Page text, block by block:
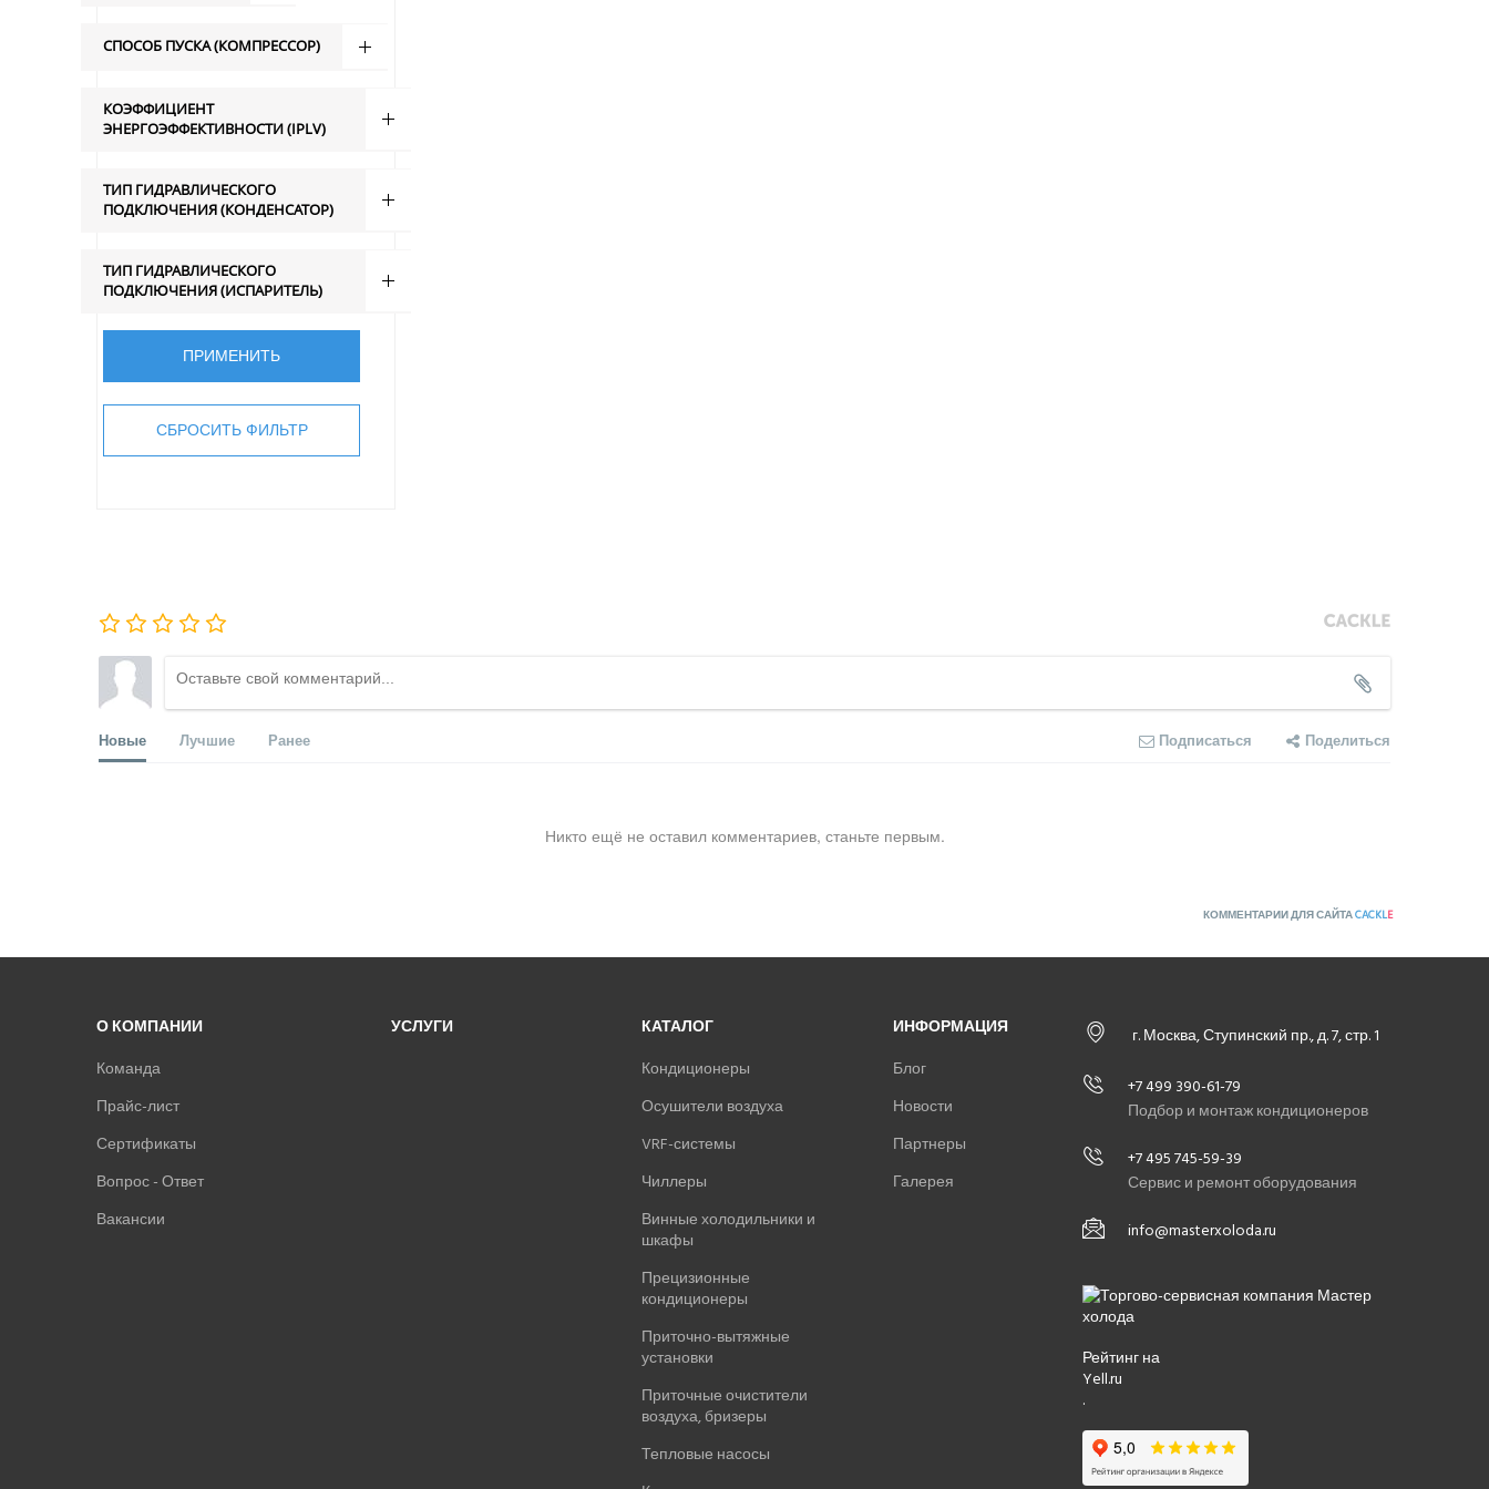
СПОСОБ ПУСКА (КОМПРЕССОР)
КОЭФФИЦИЕНТ
ЭНЕРГОЭФФЕКТИВНОСТИ (IPLV)
ТИП ГИДРАВЛИЧЕСКОГО
ПОДКЛЮЧЕНИЯ (КОНДЕНСАТОР)
ТИП ГИДРАВЛИЧЕСКОГО
ПОДКЛЮЧЕНИЯ (ИСПАРИТЕЛЬ)
Новые Лучшие Ранее Подписаться Поделиться
Никто ещё не оставил комментариев, станьте первым.
КОММЕНТАРИИ ДЛЯ САЙТАCACKLE
О КОМПАНИИ
Команда
Прайс-лист
Сертификаты
Вопрос - Ответ
Вакансии
УСЛУГИ
КАТАЛОГ
Кондиционеры
Осушители воздуха
VRF-системы
Чиллеры
Винные холодильники и
шкафы
Прецизионные
кондиционеры
Приточно-вытяжные
установки
Приточные очистители
воздуха, бризеры
Тепловые насосы
ИНФОРМАЦИЯ
Блог
Новости
Партнеры
Галерея
г. Москва, Ступинский пр., д. 7, стр. 1
+7 499 390-61-79
Подбор и монтаж кондиционеров
+7 495 745-59-39
Сервис и ремонт оборудования
info@masterxoloda.ru
Рейтинг на
Yell.ru
.